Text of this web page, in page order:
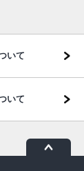
いて
いて